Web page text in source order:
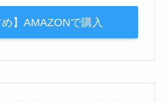
め】AMAZONで購入